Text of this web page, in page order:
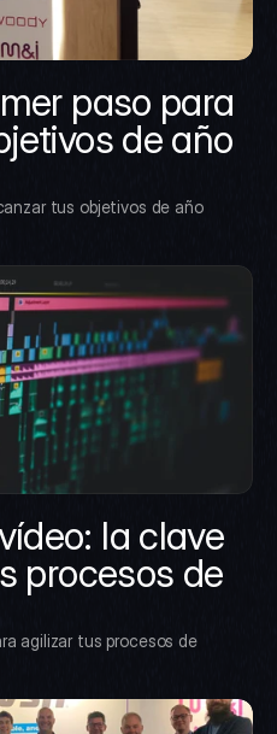
paso para
de año
tus objetivos de año
la clave
procesos de
agilizar tus procesos de